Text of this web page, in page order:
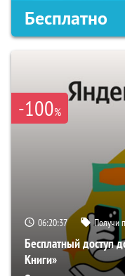
Бесплатно
-100%
06:20:36 Получи
Бесплатный доступ
Книги»